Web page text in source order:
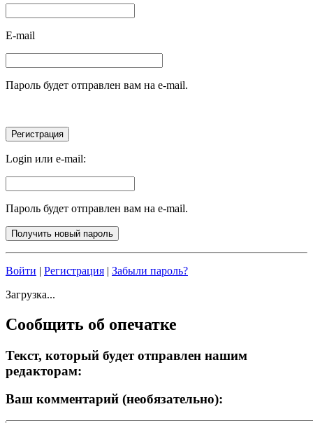
E-mail
Пароль будет отправлен вам на e-mail.
Login или e-mail:
Пароль будет отправлен вам на e-mail.
Войти | Регистрация | Забыли пароль?
Загрузка...
Сообщить об опечатке
Текст, который будет отправлен нашим
редакторам:
Ваш комментарий (необязательно):